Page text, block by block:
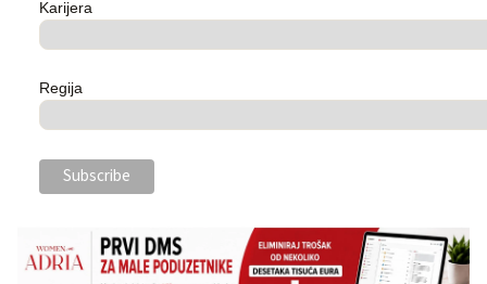
Karijera
Regija